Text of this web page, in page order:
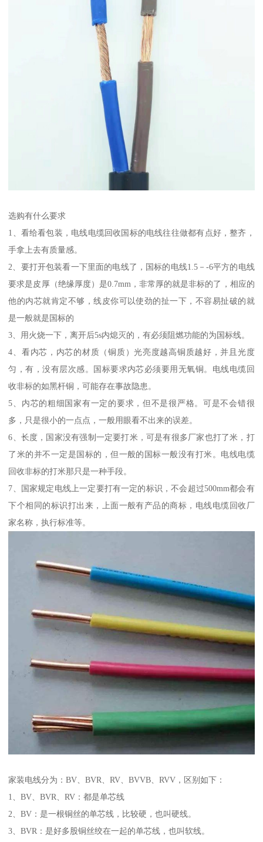
选购有什么要求
1、看给看包装，电线电缆回收国标的电线往往做都有点好，整齐，
手拿上去有质量感。
2、要打开包装看一下里面的电线了，国标的电线1.5－-6平方的电线
要求是皮厚（绝缘厚度）是0.7mm，非常厚的就是非标的了，相应的
他的内芯就肯定不够，线皮你可以使劲的扯一下，不容易扯破的就
是一般就是国标的
3、用火烧一下，离开后5s内熄灭的，有必须阻燃功能的为国标线。
4、看内芯，内芯的材质（铜质）光亮度越高铜质越好，并且光度
匀，有，没有层次感。国标要求内芯必须要用无氧铜。电线电缆回
收非标的如黑杆铜，可能存在事故隐患。
5、内芯的粗细国家有一定的要求，但不是很严格。可是不会错很
多，只是很小的一点点，一般用眼看不出来的误差。
6、长度，国家没有强制一定要打米，可是有很多厂家也打了米，打
了米的并不一定是国标的，但一般的国标一般没有打米。电线电缆
回收非标的打米那只是一种手段。
7、国家规定电线上一定要打有一定的标识，不会超过500mm都会有
下个相同的标识打出来，上面一般有产品的商标，电线电缆回收厂
家名称，执行标准等。
家装电线分为：BV、BVR、RV、BVVB、RVV，区别如下：
1、BV、BVR、RV：都是单芯线
2、BV：是一根铜丝的单芯线，比较硬，也叫硬线。
3、BVR：是好多股铜丝绞在一起的单芯线，也叫软线。